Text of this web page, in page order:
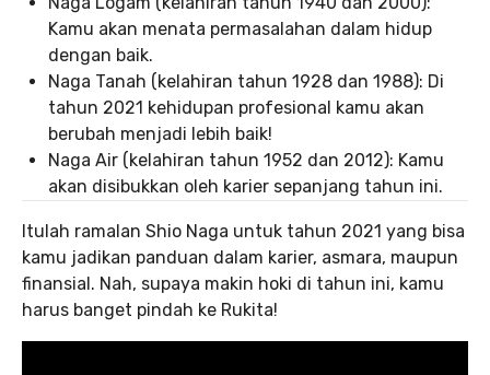
Kamu akan menata permasalahan dalam hidup
dengan baik.
Naga Tanah (kelahiran tahun 1928 dan 1988): Di
tahun 2021 kehidupan profesional kamu akan
berubah menjadi lebih baik!
Naga Air (kelahiran tahun 1952 dan 2012): Kamu
akan disibukkan oleh karier sepanjang tahun ini.
Itulah ramalan Shio Naga untuk tahun 2021 yang bisa
kamu jadikan panduan dalam karier, asmara, maupun
finansial. Nah, supaya makin hoki di tahun ini, kamu
harus banget pindah ke Rukita!